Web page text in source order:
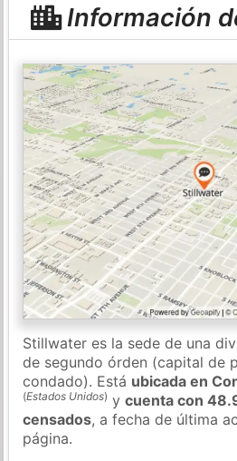
Información
Stillwater es la sede de una
de segundo órden (capital de
condado). Está ubicada en
(Estados Unidos) ycuenta con
censados, a fecha de última
página.